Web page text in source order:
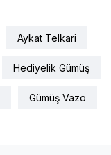
Aykat Telkari
Hediyelik Gümüş
Gümüş Vazo